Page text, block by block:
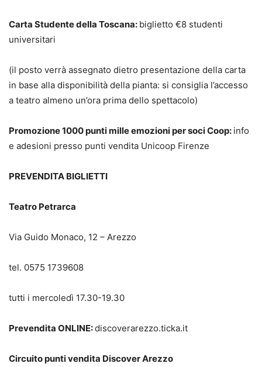
Carta Studente della Toscana: biglietto €8 studenti
universitari
(il posto verrà assegnato dietro presentazione della carta
in base alla disponibilità della pianta: si consiglia l’accesso
a teatro almeno un’ora prima dello spettacolo)
Promozione 1000 punti mille emozioni per soci Coop: info
e adesioni presso punti vendita Unicoop Firenze
PREVENDITA BIGLIETTI
Teatro Petrarca
Via Guido Monaco, 12 – Arezzo
tel. 0575 1739608
tutti i mercoledì 17.30-19.30
Prevendita ONLINE:discoverarezzo.ticka.it
Circuito punti vendita Discover Arezzo